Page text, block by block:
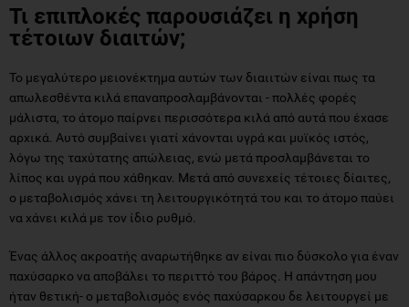
Τι επιπλοκές παρουσιάζει η χρήση
τέτοιων διαιτών;
Το μεγαλύτερο μειονέκτημα αυτών των διαιιτών είναι πως τα
απωλεσθέντα κιλά επαναπροσλαμβάνονται - πολλές φορές
μάλιστα, το άτομο παίρνει περισσότερα κιλά από αυτά που έχασε
αρχικά. Αυτό συμβαίνει γιατί χάνονται υγρά και μυϊκός ιστός,
λόγω της ταχύτατης απώλειας, ενώ μετά προσλαμβάνεται το
λίπος και υγρά που χάθηκαν. Μετά από συνεχείς τέτοιες δίαιτες,
ο μεταβολισμός χάνει τη λειτουργικότητά του και το άτομο παύει
να χάνει κιλά με τον ίδιο ρυθμό.
Ένας άλλος ακροατής αναρωτήθηκε αν είναι πιο δύσκολο για έναν
παχύσαρκο να αποβάλει το περιττό του βάρος. Η απάντηση μου
ήταν θετική- ο μεταβολισμός ενός παχύσαρκου δε λειτουργεί με